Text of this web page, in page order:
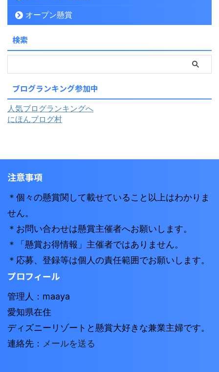
オープン懸賞
検索
ブログランキング参加中
人気ブログランキングへ
にほんブログ村
注意事項
＊個々の懸賞関して載せていること以上はわかりま
せん。
＊お問い合わせは懸賞主催者へお願いします。
＊「懸賞お得情報」主催者ではありません。
＊応募、登録等は個人の責任範囲でお願いします。
プロフィール
管理人：maaya
愛知県在住
ディズニーリゾートと懸賞大好きな兼業主婦です。
連絡先： メールを送る